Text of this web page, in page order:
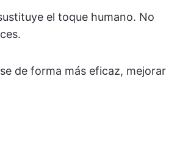
el toque humano. No
de forma más eficaz, mejorar